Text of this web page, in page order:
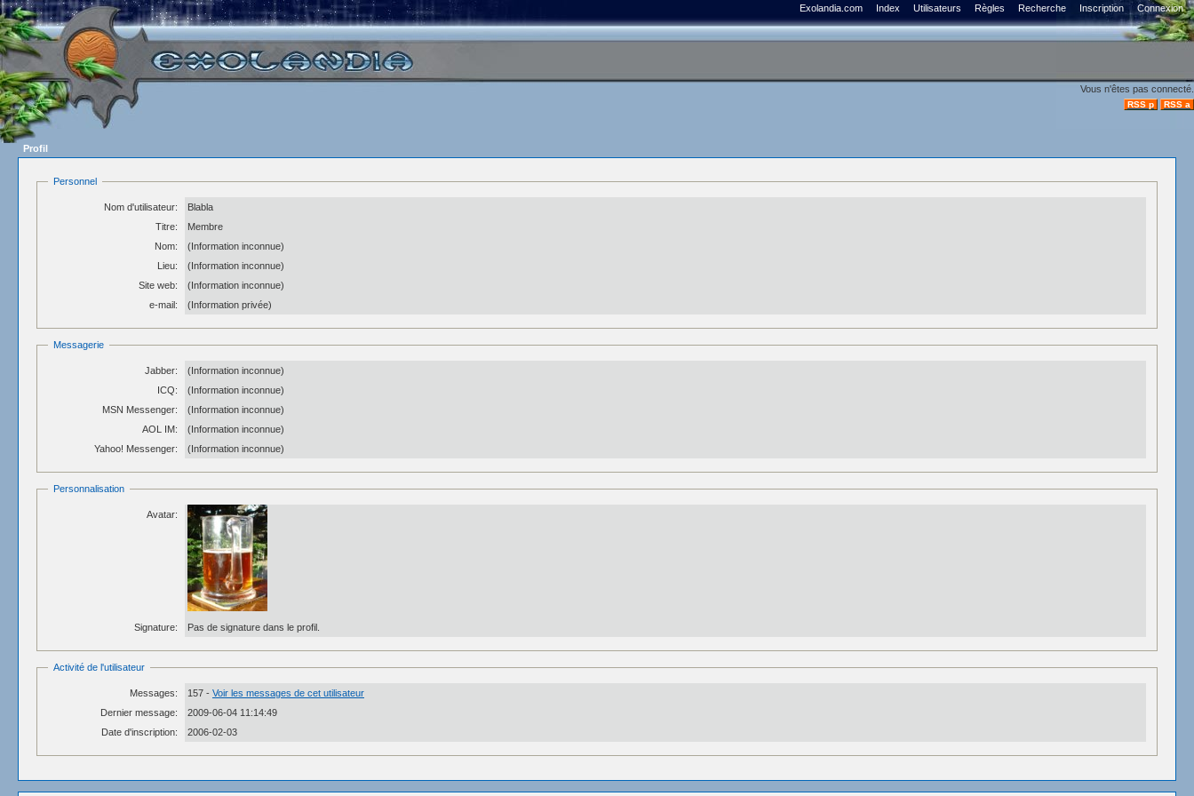
Exolandia.com Index Utilisateurs Règles Recherche Inscription Connexion
Vous n'êtes pas connecté.
RSS p RSS a
Profil
Personnel
Nom d'utilisateur:
Blabla
Titre:
Membre
Nom:
(Information inconnue)
Lieu:
(Information inconnue)
Site web:
(Information inconnue)
e-mail:
(Information privée)
Messagerie
Jabber:
(Information inconnue)
ICQ:
(Information inconnue)
MSN Messenger:
(Information inconnue)
AOL IM:
(Information inconnue)
Yahoo! Messenger:
(Information inconnue)
Personnalisation
Avatar:
Signature: Pas de signature dans le profil.
Activité de l'utilisateur
Messages: 157 - Voir les messages de cet utilisateur
Dernier message:
2009-06-04 11:14:49
Date d'inscription:
2006-02-03